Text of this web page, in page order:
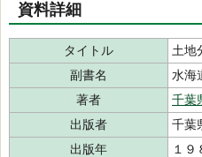
資料詳細
タイトル
土地
副書名
水海
著者
千葉
出版者
千葉
出版年
１９